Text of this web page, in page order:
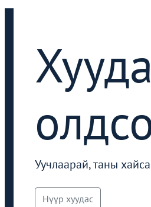
Уучлаарай, таны
Нүүр хуудас